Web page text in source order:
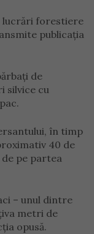
lucrări forestiere
publicația
de
silvice cu
în timp
40 de
pe partea
– unul dintre
metri de
opusă.